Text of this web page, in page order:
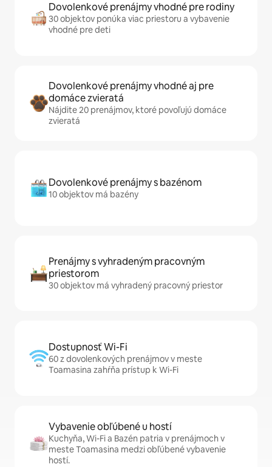
Dovolenkové prenájmy vhodné pre rodiny
30 objektov ponúka viac priestoru a vybavenie
vhodné pre deti
Dovolenkové prenájmy vhodné aj pre
domáce zvieratá
Nájdite 20 prenájmov, ktoré povoľujú domáce
zvieratá
Dovolenkové prenájmy s bazénom
10 objektov má bazény
Prenájmy s vyhradeným pracovným
priestorom
30 objektov má vyhradený pracovný priestor
Dostupnosť Wi-Fi
60 z dovolenkových prenájmov v meste
Toamasina zahŕňa prístup k Wi-Fi
Vybavenie obľúbené u hostí
Kuchyňa, Wi-Fi a Bazén patria v prenájmoch v
meste Toamasina medzi obľúbené vybavenie
hostí.